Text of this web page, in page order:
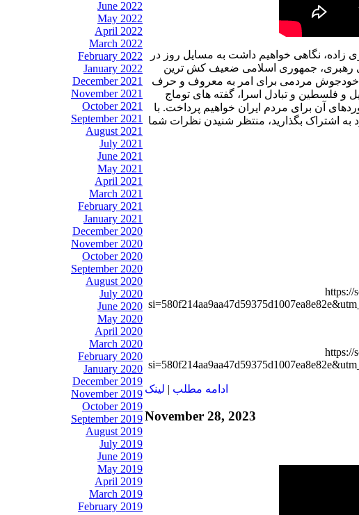
June 2022
May 2022
April 2022
March 2022
February 2022
January 2022
December 2021
November 2021
October 2021
September 2021
August 2021
July 2021
June 2021
May 2021
April 2021
March 2021
February 2021
January 2021
December 2020
November 2020
October 2020
September 2020
August 2020
July 2020
June 2020
May 2020
April 2020
March 2020
February 2020
January 2020
December 2019
November 2019
October 2019
September 2019
August 2019
July 2019
June 2019
May 2019
April 2019
March 2019
February 2019
زاده، نگاهی خواهیم داشت به مسایل روز در
رهبری، جمهوری اسلامی ضعیف کش ترین
خودجوش مردمی برای امر به معروف و حرف
و فلسطین و تبادل اسرا، گفته های توماج
آن برای مردم ایران خواهیم پرداخت. با
به اشتراک بگذارید، منتظر شنیدن نظرات شما
https://
https://
ادامه مطلب | لينک
November 28, 2023